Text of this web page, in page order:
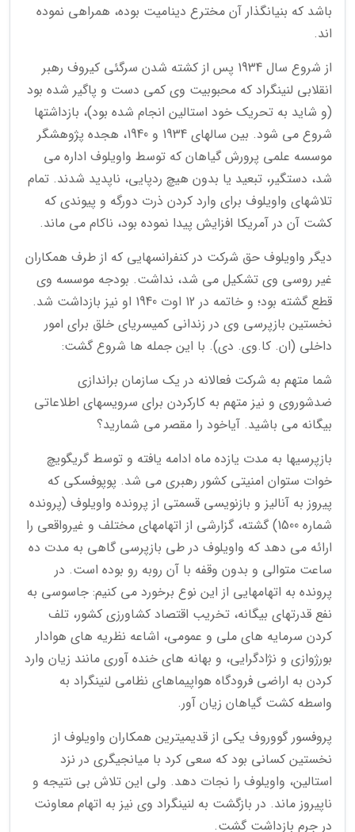
باشد که بنیانگذار آن مخترع دینامیت بوده، همراهی نموده
اند.
از شروع سال 1934 پس از کشته شدن سرگئی کیروف رهبر
انقلابی لنینگراد که محبوبیت وی کمی دست و پاگیر شده بود
(و شاید به تحریک خود استالین انجام شده بود)، بازداشتها
شروع می شود. بین سالهای 1934 و 1940، هجده پژوهشگر
موسسه علمی پرورش گیاهان که توسط واویلوف اداره می
شد، دستگیر، تبعید یا بدون هیچ ردپایی، ناپدید شدند. تمام
تلاشهای واویلوف برای وارد کردن ذرت دورگه و پیوندی که
کشت آن در آمریکا افزایش پیدا نموده بود، ناکام می ماند.
دیگر واویلوف حق شرکت در کنفرانسهایی که از طرف همکاران
غیر روسی وی تشکیل می شد، نداشت. بودجه موسسه وی
قطع گشته بود؛ و خاتمه در 12 اوت 1940 او نیز بازداشت شد.
نخستین بازپرسی وی در زندانی کمیسریای خلق برای امور
داخلی (ان. کا.وی. دی). با این جمله ها شروع گشت:
شما متهم به شرکت فعالانه در یک سازمان براندازی
ضدشوروی و نیز متهم به کارکردن برای سرویسهای اطلاعاتی
بیگانه می باشید. آیاخود را مقصر می شمارید؟
بازپرسیها به مدت یازده ماه ادامه یافته و توسط گریگویچ
خوات ستوان امنیتی کشور رهبری می شد. پوپوفسکی که
پیروز به آنالیز و بازنویسی قسمتی از پرونده واویلوف (پرونده
شماره 1500) گشته، گزارشی از اتهامهای مختلف و غیرواقعی را
ارائه می دهد که واویلوف در طی بازپرسی گاهی به مدت ده
ساعت متوالی و بدون وقفه با آن روبه رو بوده است. در
پرونده به اتهامهایی از این نوع برخورد می کنیم: جاسوسی به
نفع قدرتهای بیگانه، تخریب اقتصاد کشاورزی کشور، تلف
کردن سرمایه های ملی و عمومی، اشاعه نظریه های هوادار
بورژوازی و نژادگرایی، و بهانه های خنده آوری مانند زیان وارد
کردن به اراضی فرودگاه هواپیماهای نظامی لنینگراد به
واسطه کشت گیاهان زیان آور.
پروفسور گووروف یکی از قدیمیترین همکاران واویلوف از
نخستین کسانی بود که سعی کرد با میانجیگری در نزد
استالین، واویلوف را نجات دهد. ولی این تلاش بی نتیجه و
ناپیروز ماند. در بازگشت به لنینگراد وی نیز به اتهام معاونت
در جرم بازداشت گشت.